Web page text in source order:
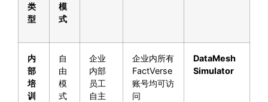
类
型
模
式
内
部
培
训
自
由
模
式
企业
内部
员工
自主
企业内所有
FactVerse
账号均可访
问
DataMesh
Simulator